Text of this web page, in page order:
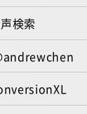
検索